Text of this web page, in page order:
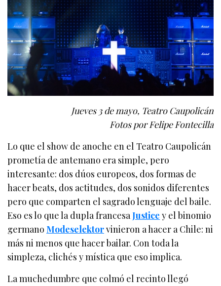
Jueves 3 de mayo, Teatro Caupolicán
Fotos por Felipe Fontecilla
Lo que el show de anoche en el Teatro Caupolicán
prometía de antemano era simple, pero
interesante: dos dúos europeos, dos formas de
hacer beats, dos actitudes, dos sonidos diferentes
pero que comparten el sagrado lenguaje del baile.
Eso es lo que la dupla francesaJustice y el binomio
germanoModeselektorvinieron a hacer a Chile: ni
más ni menos que hacer bailar. Con toda la
simpleza, clichés y mística que eso implica.
La muchedumbre que colmó el recinto llegó